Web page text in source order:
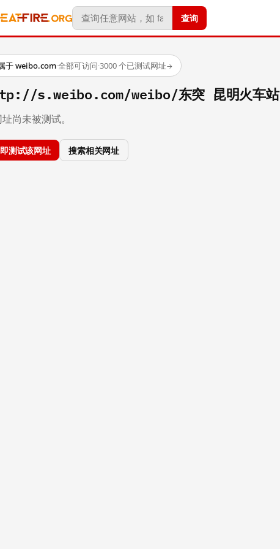
查询
于 weibo.com·全部可访问·3000 个已测试网址→
s.weibo.com/weibo/东突 昆明火车站
尚未被测试。
测试该网址 搜索相关网址